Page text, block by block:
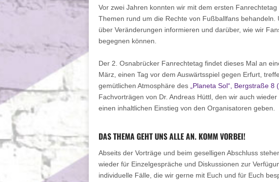
Vor zwei Jahren konnten wir mit dem ersten
Themen rund um die Rechte von Fußballfans behandeln.
über Veränderungen informieren und darüber, wie wir
begegnen können.
Der 2. Osnabrücker Fanrechtetag findet dieses Mal an
März, einen Tag vor dem Auswärtsspiel gegen Erfurt,
gemütlichen Atmosphäre des
„Planeta Sol“, Bergstraße
Fachvorträgen von Dr. Andreas Hüttl, den wir auch
einen inhaltlichen Einstieg von den Organisatoren geben.
DAS THEMA GEHT UNS ALLE AN. KOMM VORBEI!
Abseits der Vorträge und beim geselligen Abschluss
wieder für Einzelgespräche und Diskussionen zur
individuelle Fälle, die wir gerne mit Euch und für Euch